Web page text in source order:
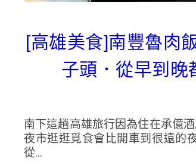
[高雄美食]南豐魯肉
子頭．從早到晚
南下這趟高雄旅行因為住在承億
夜市逛逛覓食會比開車到很遠的
從...